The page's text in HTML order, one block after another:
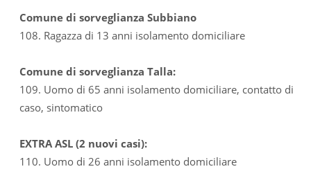
Comune di sorveglianza Subbiano
108. Ragazza di 13 anni isolamento domiciliare
Comune di sorveglianza Talla:
109. Uomo di 65 anni isolamento domiciliare, contatto di
caso, sintomatico
EXTRA ASL (2 nuovi casi):
110. Uomo di 26 anni isolamento domiciliare